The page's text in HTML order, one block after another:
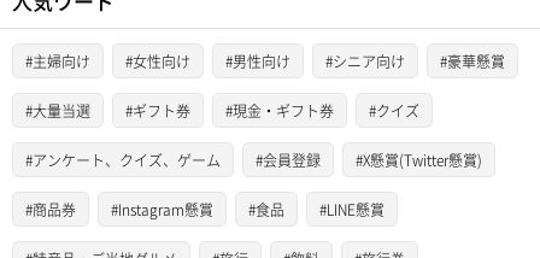
#主婦向け #女性向け #男性向け #シニア向け #豪華懸賞
#大量当選 #ギフト券 #現金・ギフト券 #クイズ
#アンケート、クイズ、ゲーム #会員登録 #X懸賞(Twitter懸賞)
#商品券 #Instagram懸賞 #食品 #LINE懸賞